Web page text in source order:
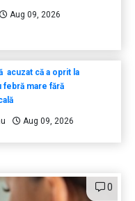
Aug 09, 2026
acuzat că a oprit la
febră mare fără
Aug 09, 2026
0